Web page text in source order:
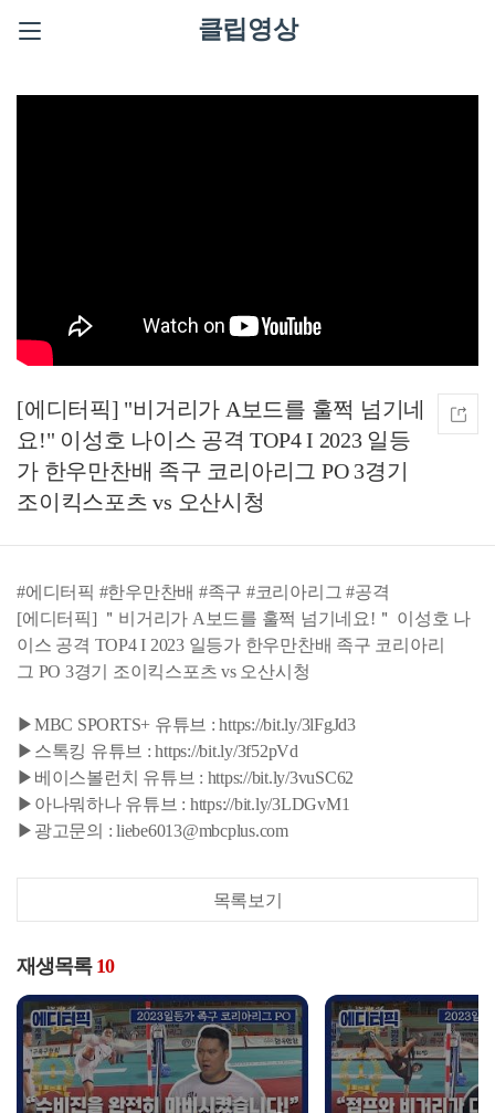
클립영상
[에디터픽] "비거리가 A보드를 훌쩍 넘기네
요!" 이성호 나이스 공격 TOP4 I 2023 일등
가 한우만찬배 족구 코리아리그 PO 3경기
조이킥스포츠 vs 오산시청
#에디터픽 #한우만찬배 #족구 #코리아리그 #공격
[에디터픽] ＂비거리가 A보드를 훌쩍 넘기네요!＂ 이성호 나
이스 공격 TOP4 I 2023 일등가 한우만찬배 족구 코리아리
그 PO 3경기 조이킥스포츠 vs 오산시청
▶MBC SPORTS+ 유튜브 : https://bit.ly/3lFgJd3
▶스톡킹 유튜브 : https://bit.ly/3f52pVd
▶베이스볼런치 유튜브 : https://bit.ly/3vuSC62
▶아나뭐하나 유튜브 : https://bit.ly/3LDGvM1
▶광고문의 : liebe6013@mbcplus.com
목록보기
재생목록 10